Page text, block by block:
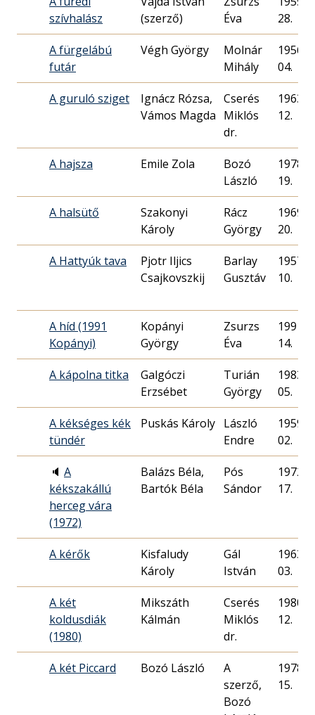
szívhalász
(szerző)
Éva
28.
A fürgelábú
futár
Végh György
Molnár
Mihály
1956.
04.
A guruló sziget
Ignácz Rózsa,
Vámos Magda
Cserés
Miklós
dr.
1963.
12.
A hajsza Emile Zola
Bozó
László
1978.
19.
A halsütő
Szakonyi
Károly
Rácz
György
1969.
20.
A Hattyúk tava
Pjotr Iljics
Csajkovszkij
Barlay
Gusztáv
1957.
10.
A híd (1991
Kopányi)
Kopányi
György
Zsurzs
Éva
1991.
14.
A kápolna titka
Galgóczi
Erzsébet
Turián
György
1983.
05.
A kékséges kék
tündér
Puskás Károly László
Endre
1959.
02.
🔈 A
kékszakállú
herceg vára
(1972)
Balázs Béla,
Bartók Béla
Pós
Sándor
1972.
17.
A kérők
Kisfaludy
Károly
Gál
István
1963.
03.
A két
koldusdiák
(1980)
Mikszáth
Kálmán
Cserés
Miklós
dr.
1980.
12.
A két Piccard Bozó László
A
szerző,
Bozó
1978.
15.